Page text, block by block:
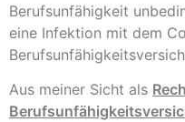
Berufsunfähigkeit
eine Infektion mit dem
Aus meiner Sicht als